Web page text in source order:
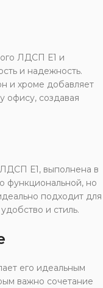
ЛДСП Е1 и
и надежность.
и хроме добавляет
офису, создавая
Е1, выполнена в
функциональной, но
подходит для
и стиль.
его идеальным
важно сочетание